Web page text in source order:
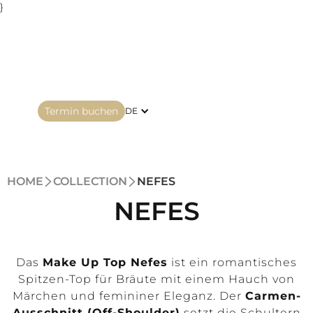
}
Termin buchen DE
HOME COLLECTION NEFES
NEFES
Das Make Up Top Nefes ist ein romantisches
Spitzen-Top für Bräute mit einem Hauch von
Märchen und femininer Eleganz. Der Carmen-